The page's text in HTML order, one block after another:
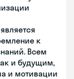
к
Всем
и будущим,
и мотивации